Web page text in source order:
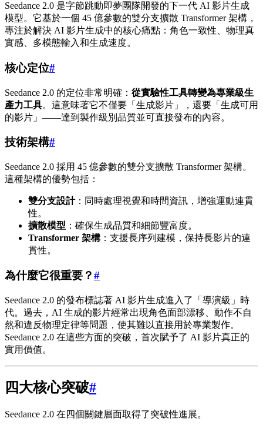
Seedance 2.0 是字節跳動即夢團隊開發的下一代 AI 影片生成
模型。它基於一個 45 億參數的雙分支擴散 Transformer 架構，
專注於解決 AI 影片生成中的核心痛點：角色一致性、物理真
實感、多模態輸入和生成速度。
核心定位#
Seedance 2.0 的定位非常明確： 從實驗性工具轉變為專業級生
產力工具。這意味著它不僅要「生成影片」，還要「生成可用
的影片」——達到製作級別品質並可直接發布的內容。
技術架構#
Seedance 2.0 採用 45 億參數的雙分支擴散 Transformer 架構。
這種架構的優勢包括：
雙分支設計：同時處理視覺和時間資訊，增強運動連貫
性。
擴散模型 ：確保生成品質和細節豐富度。
Transformer 架構：支援長序列建模，保持長影片的連
貫性。
為什麼它很重要？#
Seedance 2.0 的發布標誌著 AI 影片生成進入了「導演級」時
代。過去，AI 生成的影片經常出現角色面部漂移、動作不自
然和違反物理定律等問題，使其難以直接用於專業製作。
Seedance 2.0 在這些方面的突破，首次賦予了 AI 影片真正的
實用價值。
四大核心突破#
Seedance 2.0 在四個關鍵層面取得了突破性進展。